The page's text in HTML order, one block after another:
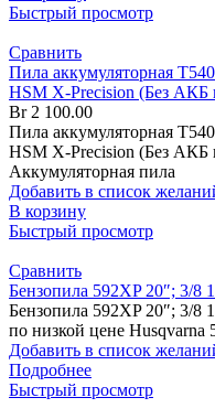
Быстрый просмотр
Сравнить
Пила аккумуляторная
HSM X-Precision (Без АКБ
Br2 100.00
Пила аккумуляторная
HSM X-Precision (Без
Аккумуляторная пила
Добавить в список
В корзину
Быстрый просмотр
Сравнить
Бензопила 592XP 20″; 3/
Бензопила 592XP 20″; 3/
по низкой цене
Добавить в список
Подробнее
Быстрый просмотр